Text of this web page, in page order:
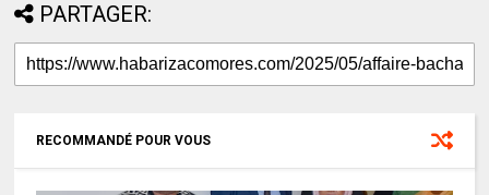
PARTAGER:
RECOMMANDÉ POUR VOUS